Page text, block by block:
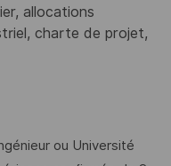
allocations
charte de projet,
ou Université